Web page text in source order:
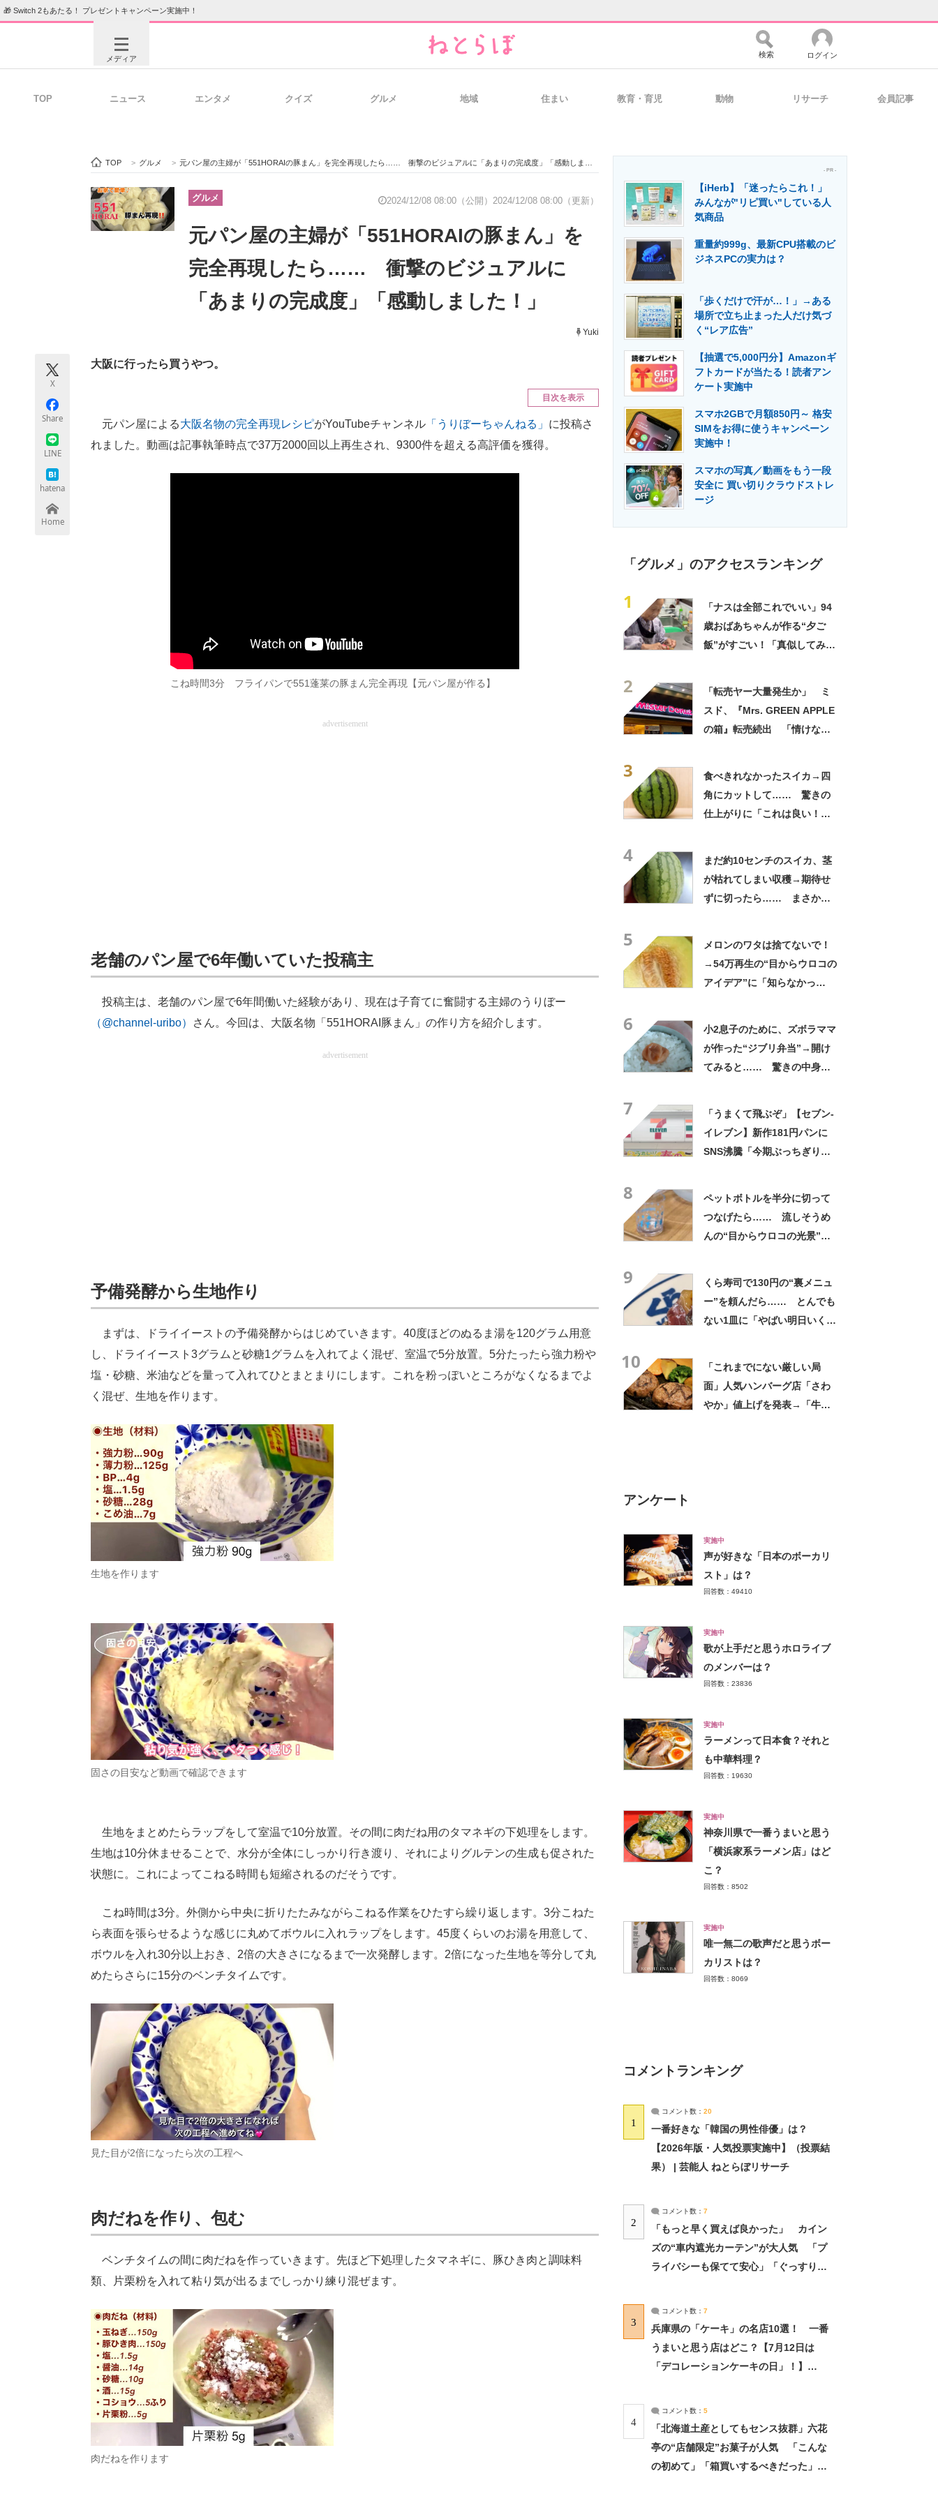
🎁 Switch 2もあたる！ プレゼントキャンペーン実施中！
メディア
ビジネスと働き方のヒント 経営リーダーのコミュニティ マーケ×ITの今がよく分かる
ITエンジニア向け専門サイト 製造業のIT導入・活用を支援
エネルギーの専門メディア 建設×テクノロジーの最前線
検索 ログイン
TOP ニュース エンタメ クイズ グルメ 地域 住まい 教育・育児 動物 リサーチ 会員記事
TOP > グルメ > 元パン屋の主婦が「551HORAIの豚まん」を完全再現したら…… 衝撃のビジュアルに「あまりの完成度」「感動しました！」
グルメ 2024/12/08 08:00（公開） 2024/12/08 08:00（更新）
元パン屋の主婦が「551HORAIの豚まん」を
完全再現したら…… 衝撃のビジュアルに
「あまりの完成度」「感動しました！」
Yuki
X
Share
LINE
hatena
Home
大阪に行ったら買うやつ。
目次を表示
元パン屋による大阪名物の完全再現レシピがYouTubeチャンネル 「うりぼーちゃんねる」 に投稿さ
れました。動画は記事執筆時点で37万2000回以上再生され、9300件を超える高評価を獲得。
こね時間3分 フライパンで551蓬莱の豚まん完全再現【元パン屋が作る】
advertisement
老舗のパン屋で6年働いていた投稿主
投稿主は、老舗のパン屋で6年間働いた経験があり、現在は子育てに奮闘する主婦のうりぼー
（@channel-uribo）
さん。今回は、大阪名物「551HORAI豚まん」の作り方を紹介します。
advertisement
予備発酵から生地作り
まずは、ドライイーストの予備発酵からはじめていきます。40度ほどのぬるま湯を120グラム用意
し、ドライイースト3グラムと砂糖1グラムを入れてよく混ぜ、室温で5分放置。5分たったら強力粉や
塩・砂糖、米油などを量って入れてひとまとまりにします。これを粉っぽいところがなくなるまでよ
く混ぜ、生地を作ります。
生地を作ります
固さの目安など動画で確認できます
生地をまとめたらラップをして室温で10分放置。その間に肉だね用のタマネギの下処理をします。
生地は10分休ませることで、水分が全体にしっかり行き渡り、それによりグルテンの生成も促された
状態に。これによってこねる時間も短縮されるのだそうです。
こね時間は3分。外側から中央に折りたたみながらこねる作業をひたすら繰り返します。3分こねた
ら表面を張らせるような感じに丸めてボウルに入れラップをします。45度くらいのお湯を用意して、
ボウルを入れ30分以上おき、2倍の大きさになるまで一次発酵します。2倍になった生地を等分して丸
めたらさらに15分のベンチタイムです。
見た目が2倍になったら次の工程へ
肉だねを作り、包む
ベンチタイムの間に肉だねを作っていきます。先ほど下処理したタマネギに、豚ひき肉と調味料
類、片栗粉を入れて粘り気が出るまでしっかり練り混ぜます。
肉だねを作ります
- PR -
【iHerb】「迷ったらこれ！」
みんなが"リピ買い"している人
気商品
重量約999g、最新CPU搭載のビ
ジネスPCの実力は？
「歩くだけで汗が…！」→ある
場所で立ち止まった人だけ気づ
く“レア広告”
【抽選で5,000円分】Amazonギ
フトカードが当たる！読者アン
ケート実施中
スマホ2GBで月額850円～ 格安
SIMをお得に使うキャンペーン
実施中！
スマホの写真／動画をもう一段
安全に 買い切りクラウドストレ
ージ
「グルメ」のアクセスランキング
1
「ナスは全部これでいい」94
歳おばあちゃんが作る“夕ご
飯”がすごい！「真似してみま
2
「転売ヤー大量発生か」 ミ
スド、『Mrs. GREEN APPLE
の箱』転売続出 「情けない
3
食べきれなかったスイカ→四
角にカットして…… 驚きの
仕上がりに「これは良い！」
4
まだ約10センチのスイカ、茎
が枯れてしまい収穫→期待せ
ずに切ったら…… まさかの
5
メロンのワタは捨てないで！
→54万再生の“目からウロコの
アイデア”に「知らなかっ
6
小2息子のために、ズボラママ
が作った“ジブリ弁当”→開け
てみると…… 驚きの中身に
7
「うまくて飛ぶぞ」【セブン‐
イレブン】新作181円パンに
SNS沸騰「今期ぶっちぎりで
8
ペットボトルを半分に切って
つなげたら…… 流しそうめ
んの“目からウロコの光景”に
9
くら寿司で130円の“裏メニュ
ー”を頼んだら…… とんでも
ない1皿に「やばい明日いく」
10
「これまでにない厳しい局
面」人気ハンバーグ店「さわ
やか」値上げを発表→「牛肉
アンケート
実施中
声が好きな「日本のボーカリ
スト」は？
回答数：49410
実施中
歌が上手だと思うホロライブ
のメンバーは？
回答数：23836
実施中
ラーメンって日本食？それと
も中華料理？
回答数：19630
実施中
神奈川県で一番うまいと思う
「横浜家系ラーメン店」はど
こ？
回答数：8502
実施中
唯一無二の歌声だと思うボー
カリストは？
回答数：8069
コメントランキング
1
コメント数： 20
一番好きな「韓国の男性俳優」は？
【2026年版・人気投票実施中】（投票結
果） | 芸能人 ねとらぼリサーチ
2
コメント数： 7
「もっと早く買えば良かった」 カイン
ズの“車内遮光カーテン”が大人気 「プ
ライバシーも保てて安心」「ぐっすり眠
3
コメント数： 7
兵庫県の「ケーキ」の名店10選！ 一番
うまいと思う店はどこ？【7月12日は
「デコレーションケーキの日」！】
4
コメント数： 5
「北海道土産としてもセンス抜群」六花
亭の“店舗限定”お菓子が人気 「こんな
の初めて」「箱買いするべきだった」